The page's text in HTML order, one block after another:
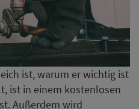
ist, warum er wichtig ist
ist in einem kostenlosen
Außerdem wird